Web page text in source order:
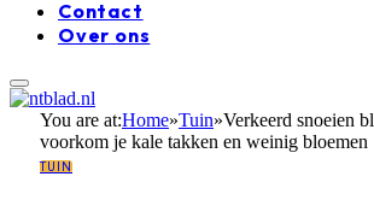
Contact
Over ons
You are at:Home»Tuin»Verkeerd snoeien
voorkom je kale takken en weinig bloemen
TUIN